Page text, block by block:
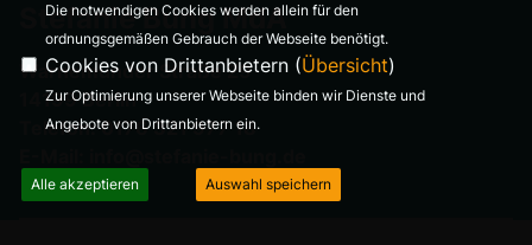
Stefanie Bung MdA
Warnemünder Straße 29
14199 Berlin
Telefon: 0176 321 977 18
Die notwendigen Cookies werden allein für den
ordnungsgemäßen Gebrauch der Webseite benötigt.
Cookies von Drittanbietern (Übersicht)
Zur Optimierung unserer Webseite binden wir Dienste und
Angebote von Drittanbietern ein.
Alle akzeptieren Auswahl speichern